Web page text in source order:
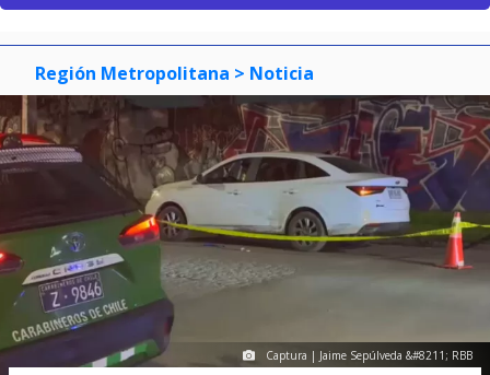
Región Metropolitana > Noticia
Captura | Jaime Sepúlveda &#8211; RBB